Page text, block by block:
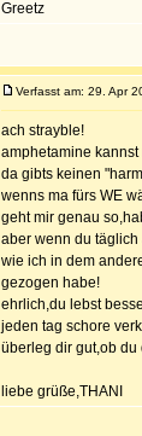
Greetz
Verfasst am: 29. Apr
ach strayble!
amphetamine
da gibts keinen
wenns ma fürs WE
geht mir genau
aber wenn du
wie ich in dem
gezogen habe!
ehrlich,du lebst
jeden tag schore
überleg dir gut,ob
liebe grüße,THANI